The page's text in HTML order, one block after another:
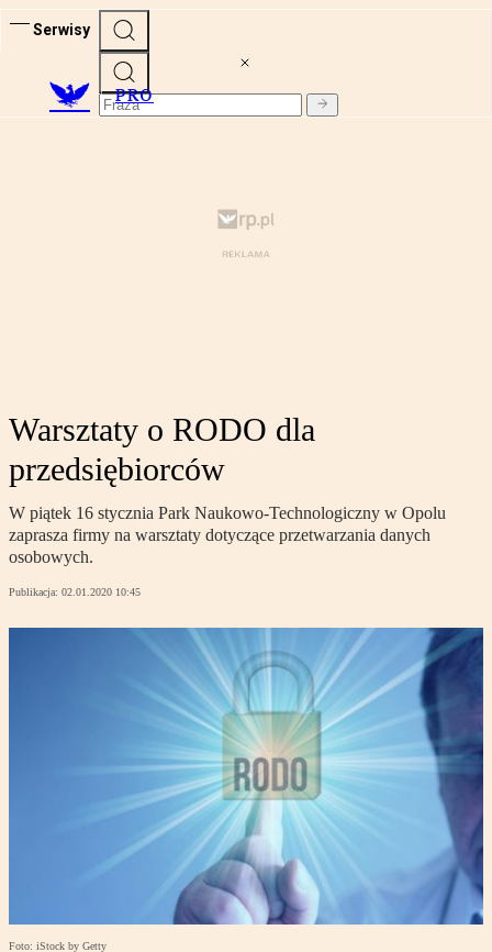
Serwisy
PRO
Warsztaty o RODO dla
przedsiębiorców
W piątek 16 stycznia Park Naukowo-Technologiczny w Opolu
zaprasza firmy na warsztaty dotyczące przetwarzania danych
osobowych.
Publikacja: 02.01.2020 10:45
Foto: iStock by Getty